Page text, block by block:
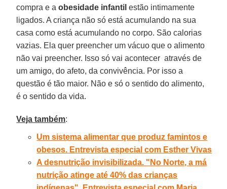
compra e aobesidade infantil estão intimamente
ligados. A criança não só está acumulando na sua
casa como está acumulando no corpo. São calorias
vazias. Ela quer preencher um vácuo que o alimento
não vai preencher. Isso só vai acontecer através de
um amigo, do afeto, da convivência. Por isso a
questão é tão maior. Não e só o sentido do alimento,
é o sentido da vida.
Veja também:
Um sistema alimentar que produz famintos e
obesos. Entrevista especial com Esther Vivas
A desnutrição invisibilizada. "No Norte, a má
nutrição atinge até 40% das crianças